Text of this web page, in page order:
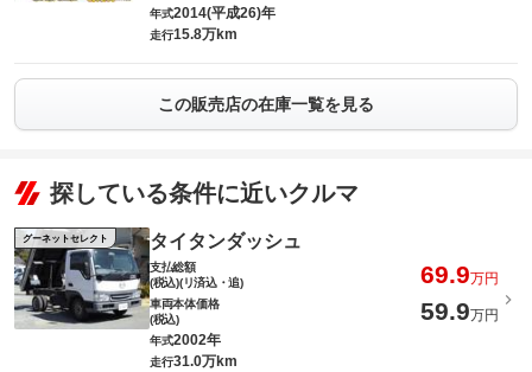
年式2014(平成26)年
走行15.8万km
この販売店の在庫一覧を見る
探している条件に近いクルマ
グーネットセレクト タイタンダッシュ
支払総額
(税込)(リ済込・追)
69.9万円
車両本体価格
(税込)
59.9万円
年式2002年
走行31.0万km